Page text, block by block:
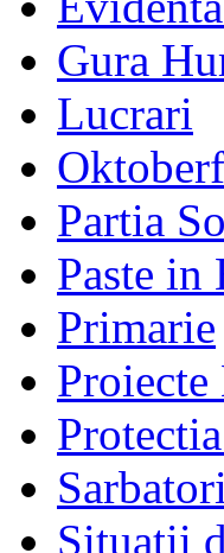
Gura
Lucrari
Partia
Paste in
Primarie
Proiecte
Situatii